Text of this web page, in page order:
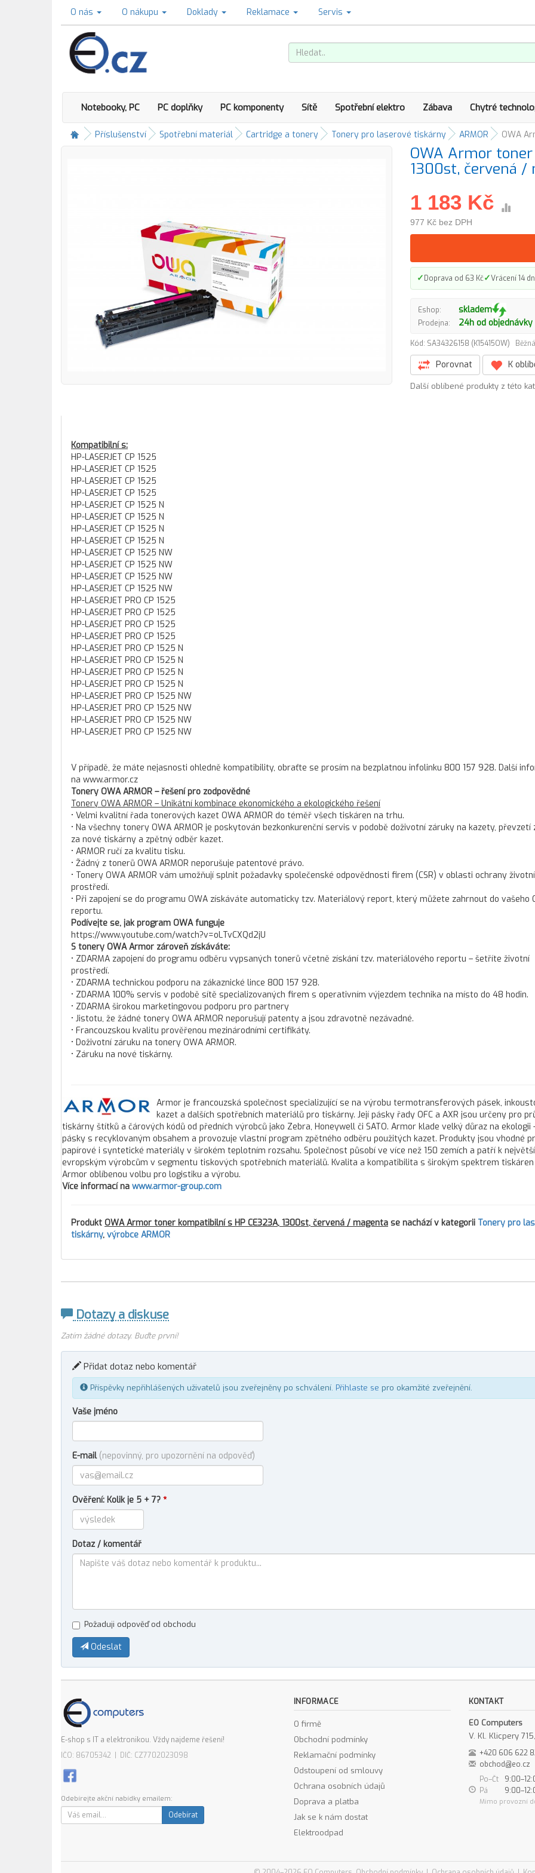
O nás O nákupu Doklady Reklamace Servis
Notebooky, PC PC doplňky PC komponenty Sítě Spotřební elektro Zábava Chytré
Příslušenství Spotřební materiál Cartridge a tonery Tonery pro laserové tiskárny ARMOR OWA
OWA Armor
1300st, červená /
1 183 Kč
977 Kč bez DPH
✓Doprava od 63 Kč✓Vrácení 14
Eshop: skladem
Prodejna: 24h od objednávky
Kód: SA34326158 (K15415OW)
Porovnat K
Další oblíbené produkty z této
Kompatibilní s:
HP-LASERJET CP 1525
HP-LASERJET CP 1525
HP-LASERJET CP 1525
HP-LASERJET CP 1525
HP-LASERJET CP 1525 N
HP-LASERJET CP 1525 N
HP-LASERJET CP 1525 N
HP-LASERJET CP 1525 N
HP-LASERJET CP 1525 NW
HP-LASERJET CP 1525 NW
HP-LASERJET CP 1525 NW
HP-LASERJET CP 1525 NW
HP-LASERJET PRO CP 1525
HP-LASERJET PRO CP 1525
HP-LASERJET PRO CP 1525
HP-LASERJET PRO CP 1525
HP-LASERJET PRO CP 1525 N
HP-LASERJET PRO CP 1525 N
HP-LASERJET PRO CP 1525 N
HP-LASERJET PRO CP 1525 N
HP-LASERJET PRO CP 1525 NW
HP-LASERJET PRO CP 1525 NW
HP-LASERJET PRO CP 1525 NW
HP-LASERJET PRO CP 1525 NW
V případě, že máte nejasnosti ohledně kompatibility, obraťte se prosím na bezplatnou infolinku 800 157 928. Další
na www.armor.cz
Tonery OWA ARMOR – řešení pro zodpovědné
Tonery OWA ARMOR – Unikátní kombinace ekonomického a ekologického řešení
• Velmi kvalitní řada tonerových kazet OWA ARMOR do téměř všech tiskáren na trhu.
• Na všechny tonery OWA ARMOR je poskytován bezkonkurenční servis v podobě doživotní záruky na kazety, převzetí
za nové tiskárny a zpětný odběr kazet.
• ARMOR ručí za kvalitu tisku.
• Žádný z tonerů OWA ARMOR neporušuje patentové právo.
• Tonery OWA ARMOR vám umožňují splnit požadavky společenské odpovědnosti firem (CSR) v oblasti ochrany
prostředí.
• Při zapojení se do programu OWA získáváte automaticky tzv. Materiálový report, který můžete zahrnout do vašeho
reportu.
Podívejte se, jak program OWA funguje
https://www.youtube.com/watch?v=oLTvCXQd2jU
S tonery OWA Armor zároveň získáváte:
• ZDARMA zapojení do programu odběru vypsaných tonerů včetně získání tzv. materiálového reportu – šetříte životní
prostředí.
• ZDARMA technickou podporu na zákaznické lince 800 157 928.
• ZDARMA 100% servis v podobě sítě specializovaných firem s operativním výjezdem technika na místo do 48 hodin.
• ZDARMA širokou marketingovou podporu pro partnery
• Jistotu, že žádné tonery OWA ARMOR neporušují patenty a jsou zdravotně nezávadné.
• Francouzskou kvalitu prověřenou mezinárodními certifikáty.
• Doživotní záruku na tonery OWA ARMOR.
• Záruku na nové tiskárny.
Armor je francouzská společnost specializující se na výrobu termotransferových pásek,
kazet a dalších spotřebních materiálů pro tiskárny. Její pásky řady OFC a AXR jsou určeny pro
tiskárny štítků a čárových kódů od předních výrobců jako Zebra, Honeywell či SATO. Armor klade velký důraz na
pásky s recyklovaným obsahem a provozuje vlastní program zpětného odběru použitých kazet. Produkty jsou vhodné
papírové i syntetické materiály v širokém teplotním rozsahu. Společnost působí ve více než 150 zemích a patří k
evropským výrobcům v segmentu tiskových spotřebních materiálů. Kvalita a kompatibilita s širokým spektrem tiskáren
Armor oblíbenou volbu pro logistiku a výrobu.
Více informací na www.armor-group.com
Produkt OWA Armor toner kompatibilní s HP CE323A, 1300st, červená / magenta se nachází v kategorii Tonery pro
tiskárny, výrobce ARMOR
Dotazy a diskuse
Zatím žádné dotazy. Buďte první!
Přidat dotaz nebo komentář
Příspěvky nepřihlášených uživatelů jsou zveřejněny po schválení. Přihlaste se pro okamžité zveřejnění.
Vaše jméno
E-mail (nepovinný, pro upozornění na odpověď)
Ověření: Kolik je 5 + 7? *
Dotaz / komentář
Požaduji odpověď od obchodu
Odeslat
E-shop s IT a elektronikou. Vždy najdeme řešení!
IČO: 86705342 | DIČ: CZ7702023098
Odebírejte akční nabídky emailem:
Odebírat
INFORMACE
O firmě
Obchodní podmínky
Reklamační podmínky
Odstoupení od smlouvy
Ochrana osobních údajů
Doprava a platba
Jak se k nám dostat
Elektroodpad
KONTAKT
EO Computers
V. Kl. Klicpery
+420 606 622
obchod@eo.cz
Po–Čt
Pá
Mimo provozní